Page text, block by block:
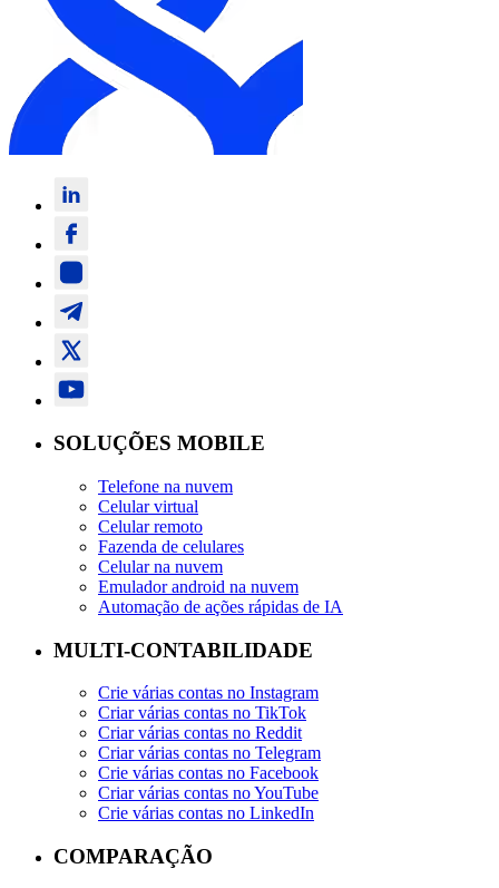
SOLUÇÕES MOBILE
Telefone na nuvem
Celular virtual
Celular remoto
Fazenda de celulares
Celular na nuvem
Emulador android na nuvem
Automação de ações rápidas de IA
MULTI-CONTABILIDADE
Crie várias contas no Instagram
Criar várias contas no TikTok
Criar várias contas no Reddit
Criar várias contas no Telegram
Crie várias contas no Facebook
Criar várias contas no YouTube
Crie várias contas no LinkedIn
COMPARAÇÃO